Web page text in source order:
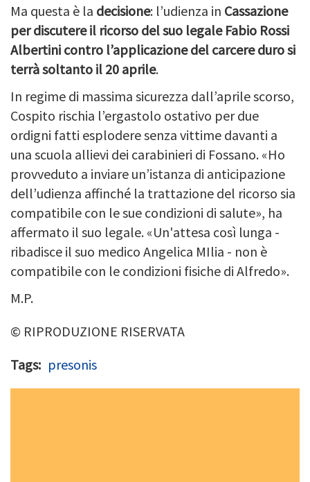
Ma questa è la decisione: l’udienza in Cassazione
per discutere il ricorso del suo legale Fabio Rossi
Albertini contro l’applicazione del carcere duro si
terrà soltanto il 20 aprile.
In regime di massima sicurezza dall’aprile scorso,
Cospito rischia l’ergastolo ostativo per due
ordigni fatti esplodere senza vittime davanti a
una scuola allievi dei carabinieri di Fossano. «Ho
provveduto a inviare un’istanza di anticipazione
dell’udienza affinché la trattazione del ricorso sia
compatibile con le sue condizioni di salute», ha
affermato il suo legale. «Un'attesa così lunga -
ribadisce il suo medico Angelica MIlia - non è
compatibile con le condizioni fisiche di Alfredo».
M.P.
© RIPRODUZIONE RISERVATA
Tags
presonis